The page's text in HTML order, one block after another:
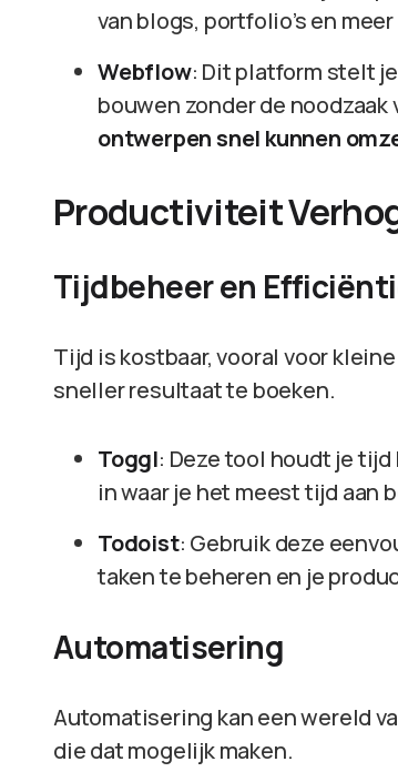
van blogs, portfolio’s en
Webflow: Dit platform stelt
bouwen zonder de noodzaak
ontwerpen snel kunnen
Productiviteit
Tijdbeheer en
Tijd is kostbaar, vooral voor
sneller resultaat te boeken.
Toggl: Deze tool houdt je
in waar je het meest tijd aan
Todoist: Gebruik deze
taken te beheren en je
Automatisering
Automatisering kan een wereld
die dat mogelijk maken.